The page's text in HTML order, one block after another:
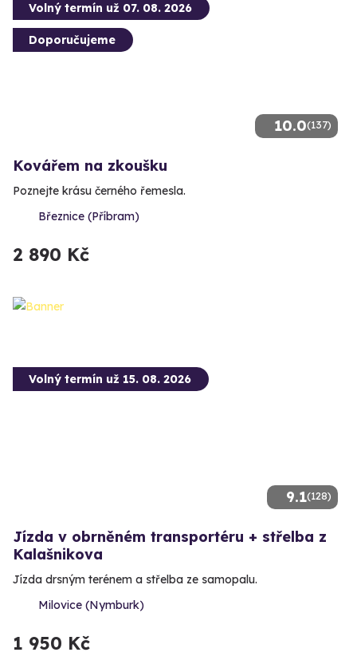
10.0(137)
Volný termín už 07. 08. 2026
Doporučujeme
Kovářem na zkoušku
Poznejte krásu černého řemesla.
Březnice (Příbram)
2 890 Kč
9.1(128)
Volný termín už 15. 08. 2026
Jízda v obrněném transportéru + střelba z
Kalašnikova
Jízda drsným terénem a střelba ze samopalu.
Milovice (Nymburk)
1 950 Kč